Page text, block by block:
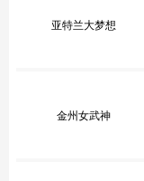
亚特兰大梦想
金州女武神